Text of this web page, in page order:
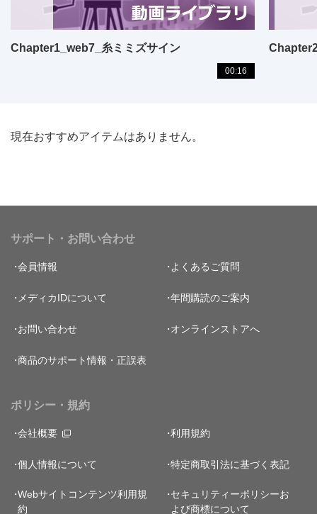
Chapter1_web7_糸ミミズサイン
00:16
現在おすすめアイテムはありません。
サポート・お問い合わせ
会員情報 よくあるご質問
メディカIDについて 年間購読のご案内
お問い合わせ オンラインストアへ
商品のサポート情報・正誤表
ポリシー・規約
会社概要 利用規約
個人情報について 特定商取引法に基づく表記
Webサイトコンテンツ利用規
約
セキュリティーポリシーお
よび商標について